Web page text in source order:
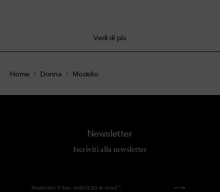
Vedi di più
Home Donna Modello
Newsletter
Iscriviti alla newsletter
Inserisci il tuo indirizzo e-mail